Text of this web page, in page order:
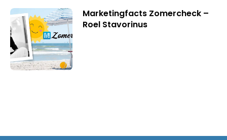
Marketingfacts Zomercheck –
Roel Stavorinus